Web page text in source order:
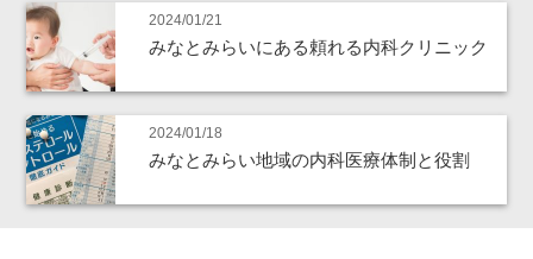
2024/01/21
みなとみらいにある頼れる内科クリニック
2024/01/18
みなとみらい地域の内科医療体制と役割